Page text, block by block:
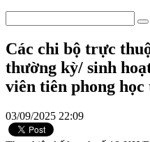
Các chi bộ trực
thường kỳ/ sinh
viên tiên phong học
03/09/2025 22:09